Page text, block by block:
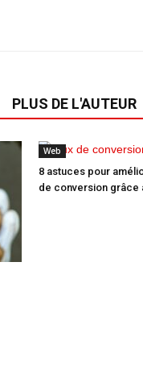
PLUS DE L'AUTEUR
Web
8 astuces pour
de conversion grâce